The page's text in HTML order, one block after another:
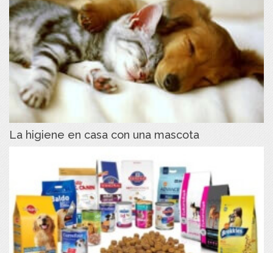
La higiene en casa con una mascota